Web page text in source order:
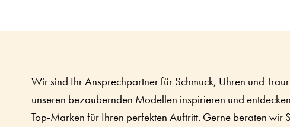
Wir sind Ihr Ansprechpartner für Schmuck, Uhren und
unseren bezaubernden Modellen inspirieren und
Top-Marken für Ihren perfekten Auftritt. Gerne beraten wir